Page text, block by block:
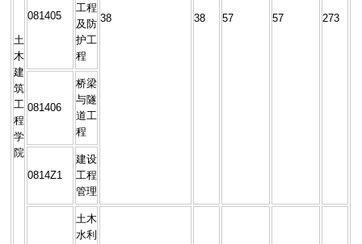
土
木
建
筑
工
程
学
院
38 38 57 57 273
081405
工程
及防
护工
程
081406
桥梁
与隧
道工
程
0814Z1
建设
工程
管理
土木
水利